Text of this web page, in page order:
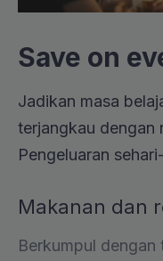
Save on
Jadikan masa
terjangkau dengan
Pengeluaran
Makanan dan
Berkumpul